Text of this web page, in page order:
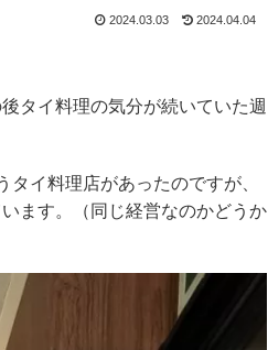
2024.03.03 2024.04.04
タイ料理の気分が続いていた週
イ料理店があったのですが、
ます。（同じ経営なのかどうか